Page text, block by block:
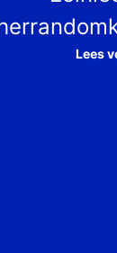
Lees